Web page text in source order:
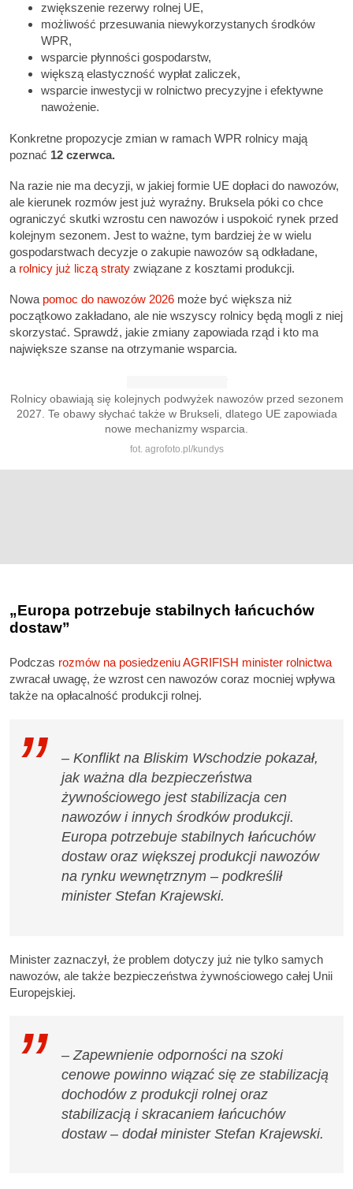
zwiększenie rezerwy rolnej UE,
możliwość przesuwania niewykorzystanych środków
WPR,
wsparcie płynności gospodarstw,
większą elastyczność wypłat zaliczek,
wsparcie inwestycji w rolnictwo precyzyjne i efektywne
nawożenie.
Konkretne propozycje zmian w ramach WPR rolnicy mają
poznać 12 czerwca.
Na razie nie ma decyzji, w jakiej formie UE dopłaci do nawozów,
ale kierunek rozmów jest już wyraźny. Bruksela póki co chce
ograniczyć skutki wzrostu cen nawozów i uspokoić rynek przed
kolejnym sezonem. Jest to ważne, tym bardziej że w wielu
gospodarstwach decyzje o zakupie nawozów są odkładane,
a rolnicy już liczą straty związane z kosztami produkcji.
Nowa pomoc do nawozów 2026 może być większa niż
początkowo zakładano, ale nie wszyscy rolnicy będą mogli z niej
skorzystać. Sprawdź, jakie zmiany zapowiada rząd i kto ma
największe szanse na otrzymanie wsparcia.
Rolnicy obawiają się kolejnych podwyżek nawozów przed sezonem
2027. Te obawy słychać także w Brukseli, dlatego UE zapowiada
nowe mechanizmy wsparcia.
fot. agrofoto.pl/kundys
„Europa potrzebuje stabilnych łańcuchów
dostaw”
Podczas rozmów na posiedzeniu AGRIFISH minister rolnictwa
zwracał uwagę, że wzrost cen nawozów coraz mocniej wpływa
także na opłacalność produkcji rolnej.
– Konflikt na Bliskim Wschodzie pokazał,
jak ważna dla bezpieczeństwa
żywnościowego jest stabilizacja cen
nawozów i innych środków produkcji.
Europa potrzebuje stabilnych łańcuchów
dostaw oraz większej produkcji nawozów
na rynku wewnętrznym – podkreślił
minister Stefan Krajewski.
Minister zaznaczył, że problem dotyczy już nie tylko samych
nawozów, ale także bezpieczeństwa żywnościowego całej Unii
Europejskiej.
– Zapewnienie odporności na szoki
cenowe powinno wiązać się ze stabilizacją
dochodów z produkcji rolnej oraz
stabilizacją i skracaniem łańcuchów
dostaw – dodał minister Stefan Krajewski.